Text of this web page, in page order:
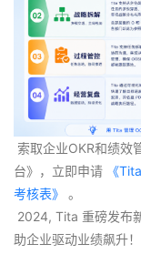
台》，立即申请 《
考核表》
。
助企业驱动业绩飙升